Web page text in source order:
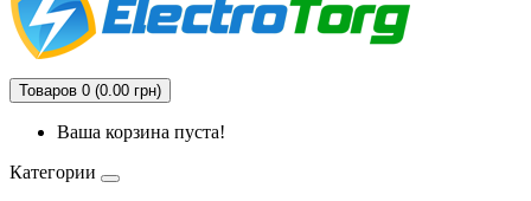
Товаров 0 (0.00 грн)
Ваша корзина пуста!
Категории